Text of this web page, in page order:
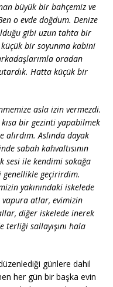
büyük bir bahçemiz ve
o evde doğdum. Denize
gibi uzun tahta bir
bir soyunma kabini
oradan
Hatta küçük bir
asla izin vermezdi.
bir gezinti yapabilmek
alırdım. Aslında dayak
sabah kahvaltısının
sesi ile kendimi sokağa
genellikle geçirirdim.
yakınındaki iskelede
atlar, evimizin
diğer iskelede inerek
terliği sallayışını hala
günlere dahil
her gün bir başka evin